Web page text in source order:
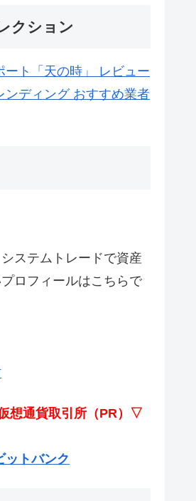
クション
ート「天の時」 レビュー
ンディング おすすめ業者
ステムトレードで資産
ロフィールはこちらで
想通貨取引所（PR）▽
ットバンク